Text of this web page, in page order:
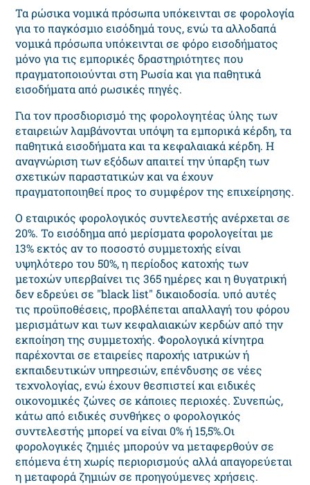
Τα ρώσικα νομικά πρόσωπα υπόκεινται σε φορολογία
για το παγκόσμιο εισόδημά τους, ενώ τα αλλοδαπά
νομικά πρόσωπα υπόκεινται σε φόρο εισοδήματος
μόνο για τις εμπορικές δραστηριότητες που
πραγματοποιούνται στη Ρωσία και για παθητικά
εισοδήματα από ρωσικές πηγές.
Για τον προσδιορισμό της φορολογητέας ύλης των
εταιρειών λαμβάνονται υπόψη τα εμπορικά κέρδη, τα
παθητικά εισοδήματα και τα κεφαλαιακά κέρδη. Η
αναγνώριση των εξόδων απαιτεί την ύπαρξη των
σχετικών παραστατικών και να έχουν
πραγματοποιηθεί προς το συμφέρον της επιχείρησης.
Ο εταιρικός φορολογικός συντελεστής ανέρχεται σε
20%. Το εισόδημα από μερίσματα φορολογείται με
13% εκτός αν το ποσοστό συμμετοχής είναι
υψηλότερο του 50%, η περίοδος κατοχής των
μετοχών υπερβαίνει τις 365 ημέρες και η θυγατρική
δεν εδρεύει σε "black list" δικαιοδοσία. υπό αυτές
τις προϋποθέσεις, προβλέπεται απαλλαγή του φόρου
μερισμάτων και των κεφαλαιακών κερδών από την
εκποίηση της συμμετοχής. Φορολογικά κίνητρα
παρέχονται σε εταιρείες παροχής ιατρικών ή
εκπαιδευτικών υπηρεσιών, επένδυσης σε νέες
τεχνολογίας, ενώ έχουν θεσπιστεί και ειδικές
οικονομικές ζώνες σε κάποιες περιοχές. Συνεπώς,
κάτω από ειδικές συνθήκες ο φορολογικός
συντελεστής μπορεί να είναι 0% ή 15,5%.Οι
φορολογικές ζημιές μπορούν να μεταφερθούν σε
επόμενα έτη χωρίς περιορισμούς αλλά απαγορεύεται
η μεταφορά ζημιών σε προηγούμενες χρήσεις.